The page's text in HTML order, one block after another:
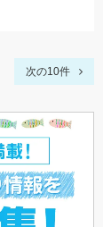
次の10件